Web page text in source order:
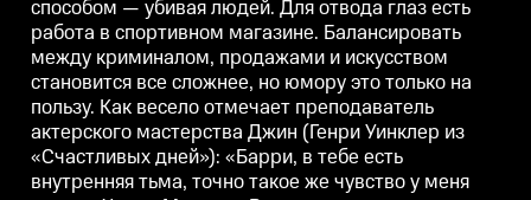
способом — убивая людей. Для отвода глаз есть
работа в спортивном магазине. Балансировать
между криминалом, продажами и искусством
становится все сложнее, но юмору это только на
пользу. Как весело отмечает преподаватель
актерского мастерства Джин (Генри Уинклер из
«Счастливых дней»): «Барри, в тебе есть
внутренняя тьма, точно такое же чувство у меня